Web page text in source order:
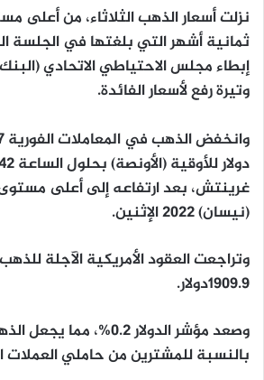
نزلت أسعار الذهب الثلاثاء، من أعلى
ثمانية أشهر التي بلغتها في الجلسة
إبطاء مجلس الاحتياطي الاتحادي
وتيرة رفع لأسعار الفائدة.
غرينتش، بعد ارتفاعه إلى أعلى
(نيسان) 2022 الإثنين.
1909.9دولار.
وصعد مؤشر الدولار 0.2%،
بالنسبة للمشترين من حاملي العملات